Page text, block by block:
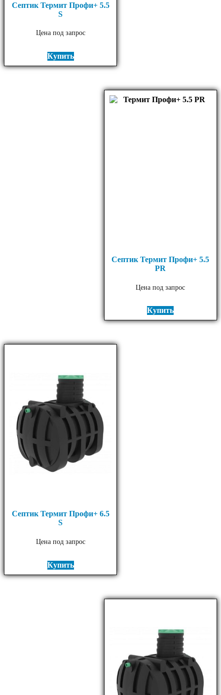
Септик Термит Профи+ 5.5
S
Цена под запрос
Купить
Септик Термит Профи+ 5.5
PR
Цена под запрос
Купить
Септик Термит Профи+ 6.5
S
Цена под запрос
Купить